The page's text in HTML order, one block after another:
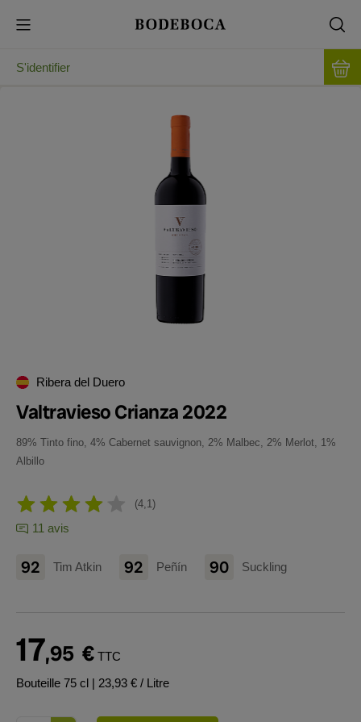
S'identifier
Ribera del Duero
Valtravieso Crianza 2022
89% Tinto fino, 4% Cabernet sauvignon, 2% Malbec, 2% Merlot, 1%
Albillo
4,1
11 avis
92 Tim Atkin 92 Peñín 90 Suckling
17,95 € TTC
Bouteille 75 cl | 23,93 € / Litre